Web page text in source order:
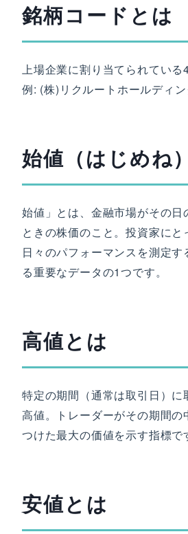
銘柄コードとは
上場企業に割り当てられている
例: (株)リクルートホールディン
始値（はじめね
始値」とは、金融市場がその日
ときの株価のこと。投資家にと
日々のパフォーマンスを測定
る重要なデータの1つです。
高値とは
特定の期間（通常は取引日）に
高値。トレーダーがその期間の
つけた最大の価値を示す指標で
安値とは